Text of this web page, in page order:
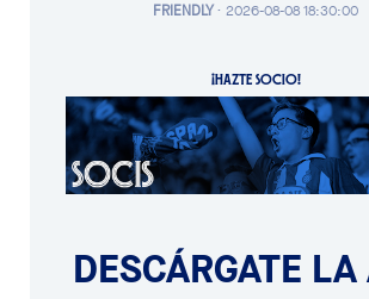
FRIENDLY· 2026-08-08 18:30:00
¡HAZTE SOCIO!
DESCÁRGATE